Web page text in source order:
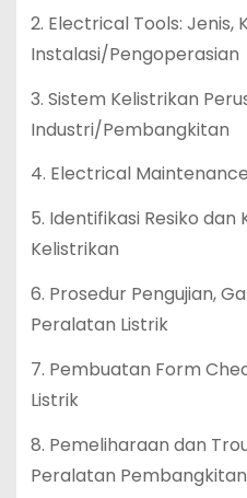
2. Electrical Tools: Jenis,
Instalasi/Pengoperasian
3. Sistem Kelistrikan
Industri/Pembangkitan
4. Electrical
5. Identifikasi Resiko dan
Kelistrikan
6. Prosedur Pengujian,
Peralatan Listrik
7. Pembuatan Form
Listrik
8. Pemeliharaan dan
Peralatan